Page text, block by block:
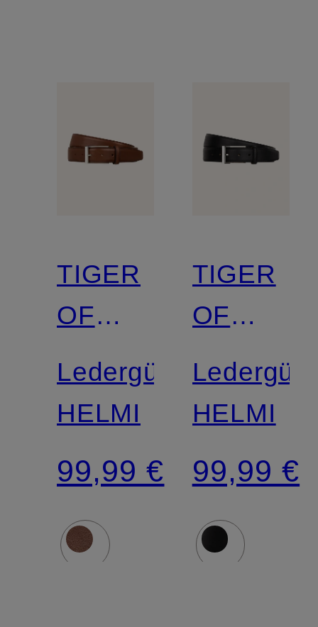
TIGER
OF
SWEDEN
Ledergürtel
HELMI
99,99 €
TIGER
OF
SWEDEN
HELMI
99,99 €